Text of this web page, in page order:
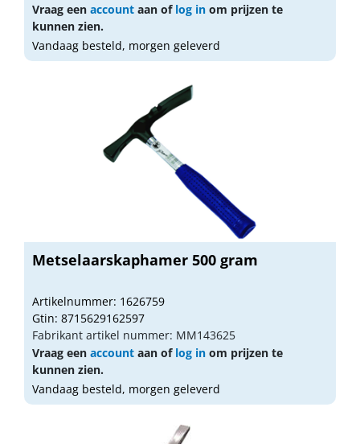
Vraag een account aan of log in om prijzen te
kunnen zien.
Vandaag besteld, morgen geleverd
Metselaarskaphamer 500 gram
Artikelnummer: 1626759
Gtin: 8715629162597
Fabrikant artikel nummer: MM143625
Vraag een account aan of log in om prijzen te
kunnen zien.
Vandaag besteld, morgen geleverd